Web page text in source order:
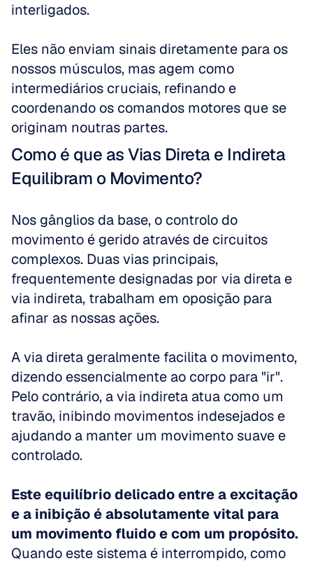
interligados.
Eles não enviam sinais diretamente para os
nossos músculos, mas agem como
intermediários cruciais, refinando e
coordenando os comandos motores que se
originam noutras partes.
Como é que as Vias Direta e Indireta
Equilibram o Movimento?
Nos gânglios da base, o controlo do
movimento é gerido através de circuitos
complexos. Duas vias principais,
frequentemente designadas por via direta e
via indireta, trabalham em oposição para
afinar as nossas ações.
A via direta geralmente facilita o movimento,
dizendo essencialmente ao corpo para "ir".
Pelo contrário, a via indireta atua como um
travão, inibindo movimentos indesejados e
ajudando a manter um movimento suave e
controlado.
Este equilíbrio delicado entre a excitação
e a inibição é absolutamente vital para
um movimento fluido e com um propósito.
Quando este sistema é interrompido, como